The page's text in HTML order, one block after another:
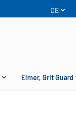
DE
Eimer, Grit Guard